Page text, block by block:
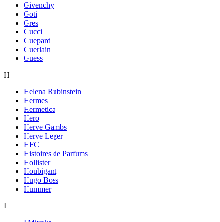
Givenchy
Goti
Gres
Gucci
Guepard
Guerlain
Guess
H
Helena Rubinstein
Hermes
Hermetica
Hero
Herve Gambs
Herve Leger
HFC
Histoires de Parfums
Hollister
Houbigant
Hugo Boss
Hummer
I